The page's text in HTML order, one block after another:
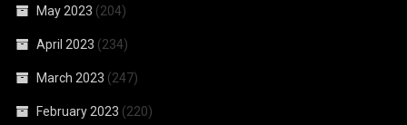
May 2023 (204)
April 2023 (234)
March 2023 (247)
February 2023 (220)